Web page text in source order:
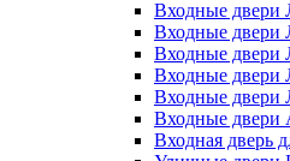
Входные двери
Входные двери
Входные двери
Входные
Входные двери
Входные двери
Входная дверь